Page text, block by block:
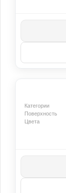
Категории
Поверхность
Цвета